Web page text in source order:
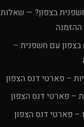
בצפון? — שאלות
ההזמנה
בצפון עם חשפנית –
– פארטי דנס הצפון
– פארטי דנס הצפון
– פארטי דנס הצפון